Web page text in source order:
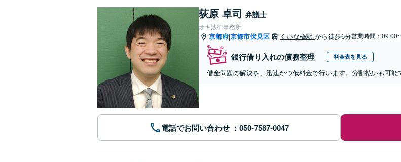
荻原 卓司 弁護士
オギ法律事務所
京都府|京都市伏見区 くいな橋駅 から徒歩6分営業時間：
銀行借り入れの債務整理 料金表を見る
借金問題の解決を、迅速かつ低料金で行います。分割払いも可能
電話でお問い合わせ